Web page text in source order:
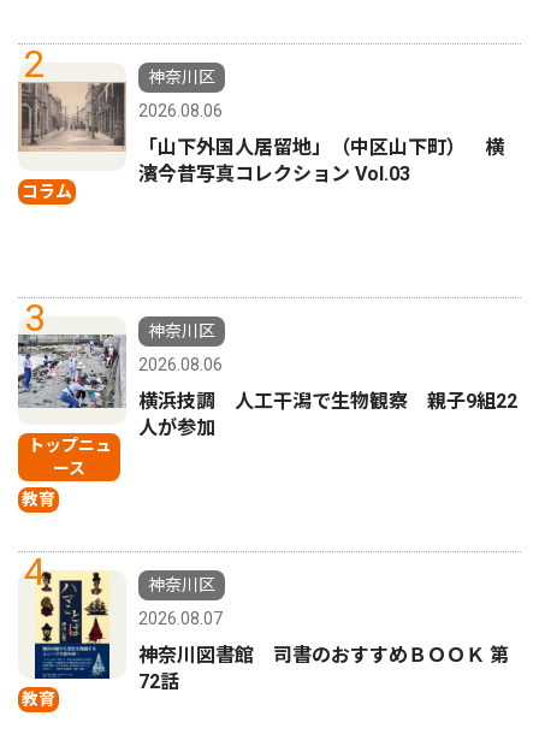
2
コラム
神奈川区
2026.08.06
「山下外国人居留地」（中区山下町） 横
濱今昔写真コレクション Vol.03
3
トップニュ
ース
教育
神奈川区
2026.08.06
横浜技調 人工干潟で生物観察 親子9組22
人が参加
4
教育
神奈川区
2026.08.07
神奈川図書館 司書のおすすめＢＯＯＫ 第
72話